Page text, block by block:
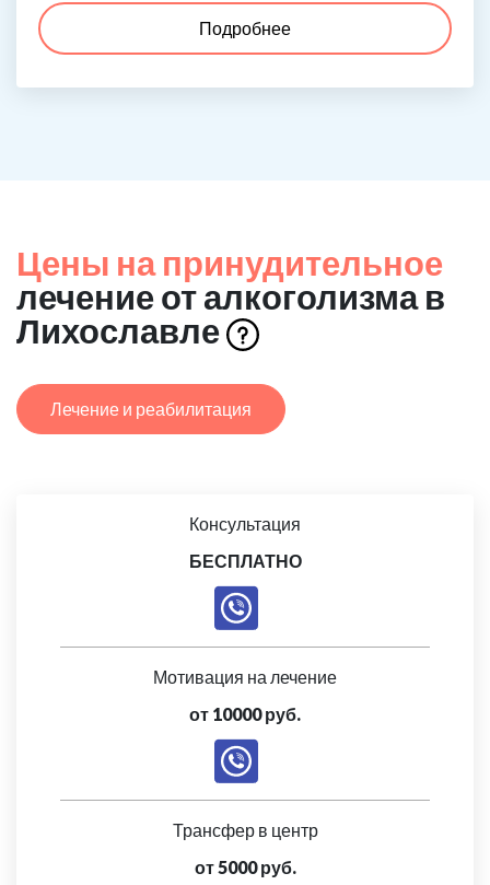
Подробнее
Цены на принудительное
лечение от алкоголизма в
Лихославле
Лечение и реабилитация
Консультация
БЕСПЛАТНО
Мотивация на лечение
от 10000 руб.
Трансфер в центр
от 5000 руб.